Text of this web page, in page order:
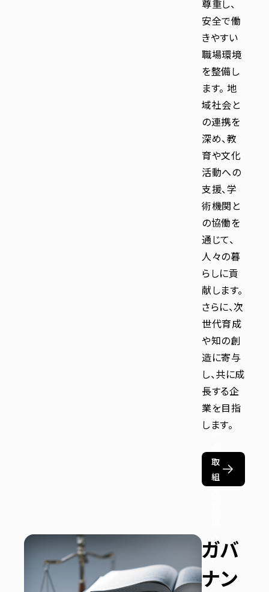
尊重し、
安全で働
きやすい
職場環境
を整備し
ます。 地
域社会と
の連携を
深め、教
育や文化
活動への
支援、学
術機関と
の協働を
通じて、
人々の暮
らしに貢
献します。
さらに、次
世代育成
や知の創
造に寄与
し、共に成
長する企
業を目指
します。
社
会
へ
取
組
ガバ
ナン